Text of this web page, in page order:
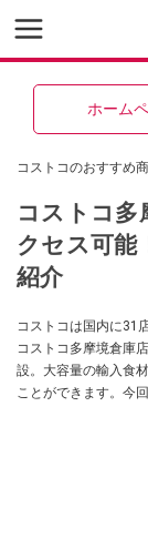
ホーム
コストコのおすすめ
コストコ多
クセス可能
紹介
コストコは国内に31
コストコ多摩境倉庫
設。大容量の輸入食
ことができます。今